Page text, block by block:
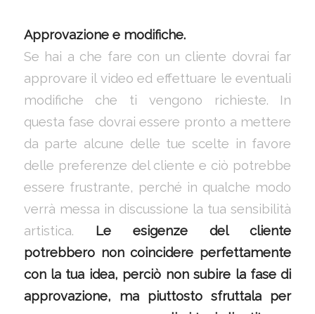
Approvazione e modifiche.
Se hai a che fare con un cliente dovrai far
approvare il video ed effettuare le eventuali
modifiche che ti vengono richieste. In
questa fase dovrai essere pronto a mettere
da parte alcune delle tue scelte in favore
delle preferenze del cliente e ciò potrebbe
essere frustrante, perché in qualche modo
verrà messa in discussione la tua sensibilità
artistica. Le esigenze del cliente
potrebbero non coincidere perfettamente
con la tua idea, perciò non subire la fase di
approvazione, ma piuttosto sfruttala per